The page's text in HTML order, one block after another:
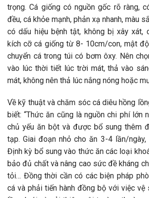
trọng. Cá giống có nguồn gốc rõ ràng,
đều, cá khỏe mạnh, phản xạ nhanh, màu
có dấu hiệu bệnh tật, không bị xây xát,
kích cỡ cá giống từ 8- 10cm/con, mật
chuyển cá trong túi có bơm ôxy. Nên
vào lúc thời tiết lúc trời mát, thả vào
mát, không nên thả lúc nắng nóng hoặc
Về kỹ thuật và chăm sóc cá diêu hồng
biết: “Thức ăn cũng là nguồn chi phí lớn
chủ yếu ăn bột và được bổ sung thêm
tạp. Giai đoạn nhỏ cho ăn 3-4 lần/
Định kỳ bổ sung vào thức ăn các loại
bảo đủ chất và nâng cao sức đề kháng
tỏi… Đồng thời cần có các biện pháp
cá và phải tiến hành đồng bộ với việc